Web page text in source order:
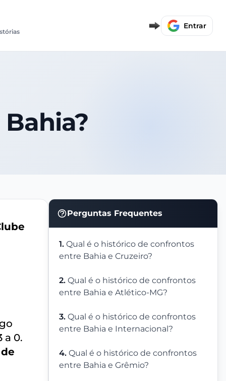
Entrar
Perguntas Frequentes
1. Qual é o histórico de confrontos
entre Bahia e Cruzeiro?
2. Qual é o histórico de confrontos
entre Bahia e Atlético-MG?
3. Qual é o histórico de confrontos
entre Bahia e Internacional?
4. Qual é o histórico de confrontos
entre Bahia e Grêmio?
a 0.